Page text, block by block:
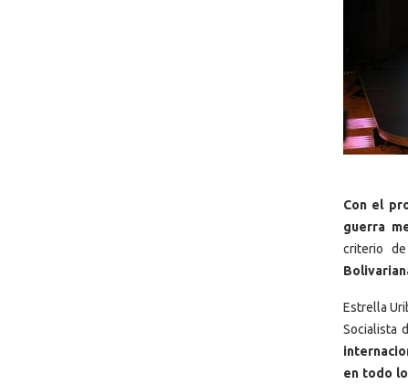
Con el
guerra
criterio
Estrella
Socialista
en todo